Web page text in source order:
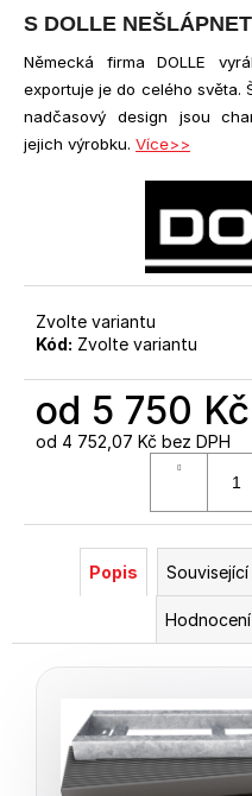
S DOLLE
Německá firma DOLLE
exportuje je do celého světa.
nadčasový design jsou
jejich výrobku. Více>>
Zvolte variantu
Kód: Zvolte variantu
od 5 750 Kč
od 4 752,07 Kč bez DPH
Popis